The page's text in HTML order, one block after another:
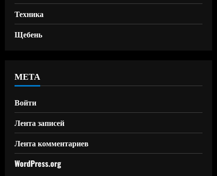
Техника
Щебень
МЕТА
Войти
Лента записей
Лента комментариев
WordPress.org